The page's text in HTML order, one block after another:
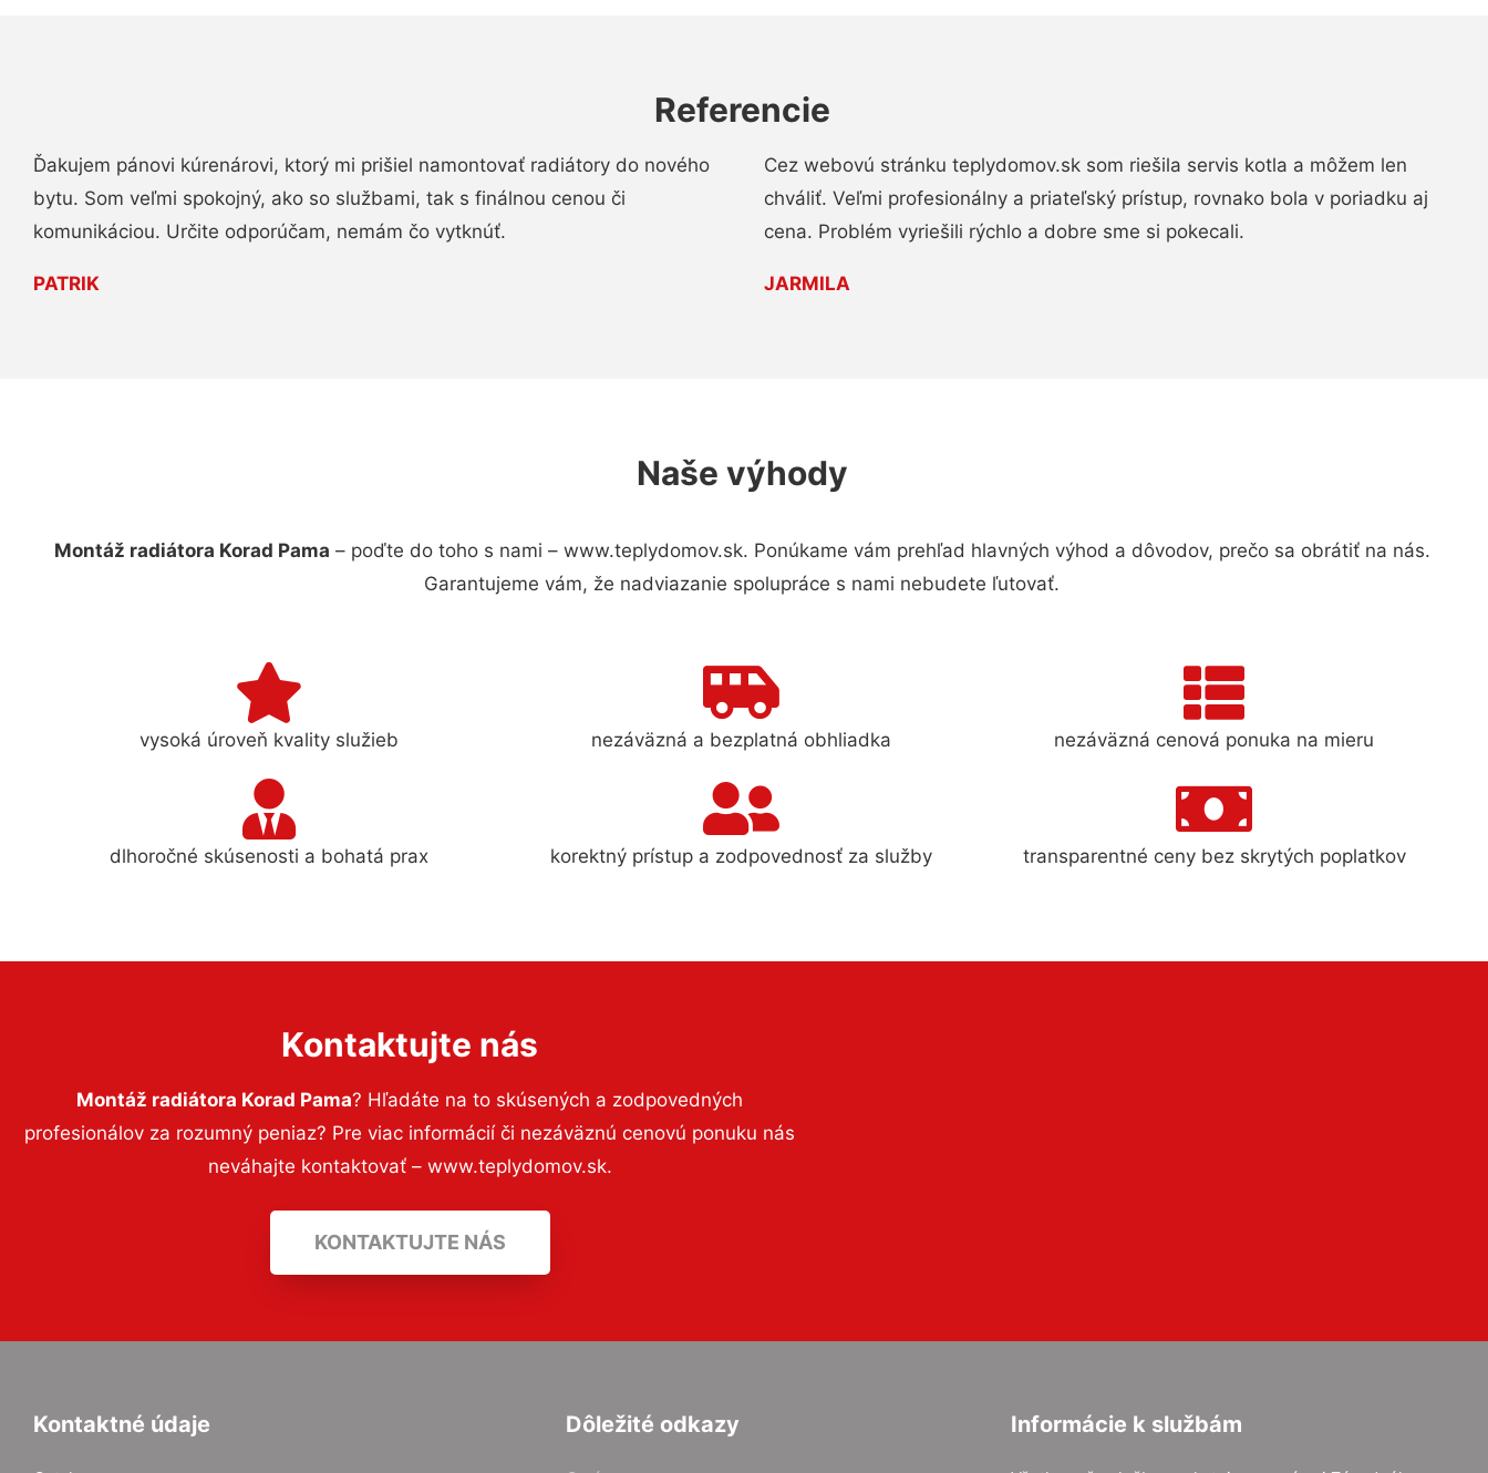
Referencie
Ďakujem pánovi kúrenárovi, ktorý mi prišiel namontovať radiátory do nového
bytu. Som veľmi spokojný, ako so službami, tak s finálnou cenou či
komunikáciou. Určite odporúčam, nemám čo vytknúť.
PATRIK
Cez webovú stránku teplydomov.sk som riešila servis kotla a môžem len
chváliť. Veľmi profesionálny a priateľský prístup, rovnako bola v poriadku aj
cena. Problém vyriešili rýchlo a dobre sme si pokecali.
JARMILA
Naše výhody
Montáž radiátora Korad Pama – poďte do toho s nami – www.teplydomov.sk. Ponúkame vám prehľad hlavných výhod a dôvodov, prečo sa obrátiť na nás.
Garantujeme vám, že nadviazanie spolupráce s nami nebudete ľutovať.
vysoká úroveň kvality služieb nezáväzná a bezplatná obhliadka nezáväzná cenová ponuka na mieru
dlhoročné skúsenosti a bohatá prax korektný prístup a zodpovednosť za služby transparentné ceny bez skrytých poplatkov
Kontaktujte nás
Montáž radiátora Korad Pama? Hľadáte na to skúsených a zodpovedných
profesionálov za rozumný peniaz? Pre viac informácií či nezáväznú cenovú ponuku nás
neváhajte kontaktovať – www.teplydomov.sk.
KONTAKTUJTE NÁS
Kontaktné údaje Dôležité odkazy Informácie k službám